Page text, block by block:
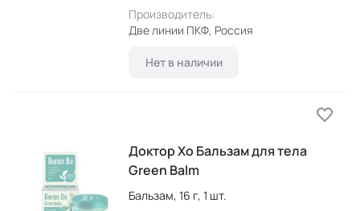
Производитель:
Две линии ПКФ, Россия
Нет в наличии
Доктор Хо Бальзам для тела
Green Balm
Бальзам, 16 г, 1 шт.